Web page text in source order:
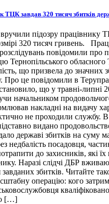
ТЦК завдав 320 тисяч збитків
підозру працівнику
320 тисяч гривень.
повідомили про
Тернопільського
що призвела до значних
Про це повідомили в
що у травні-липні
начальником
накладні на видачу
не проходили службу. В
видано
державі збитків на суму
недбалість посадовця,
до захисників, які
Наразі слідчі ДБР
збитків. Читайте
операцію: кого
[…]